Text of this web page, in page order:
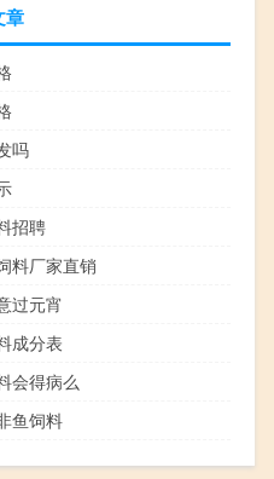
章
吗
招聘
料厂家直销
过元宵
成分表
会得病么
鱼饲料